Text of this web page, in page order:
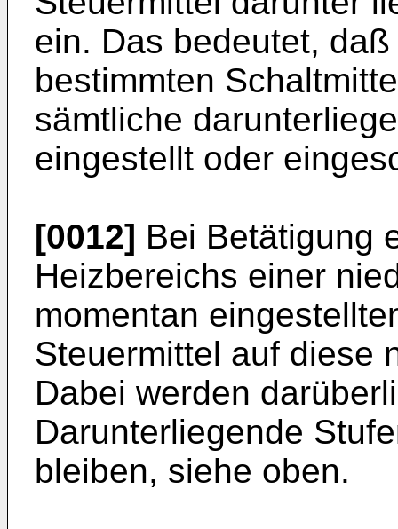
ein. Das bedeutet,
bestimmten
sämtliche
eingestellt oder
[0012] Bei Betätigung
Heizbereichs einer
momentan
Steuermittel auf diese
Dabei werden
Darunterliegende
bleiben, siehe oben.